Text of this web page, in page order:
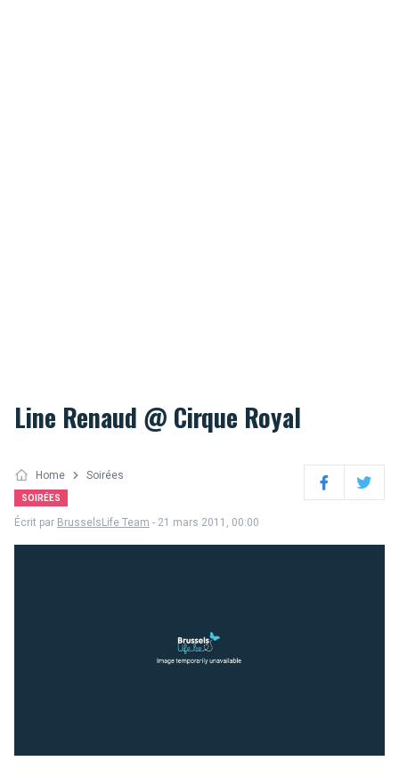
Line Renaud @ Cirque Royal
Home Soirées
SOIRÉES FacebookTwitter
Écrit par BrusselsLife Team - 21 mars 2011, 00:00